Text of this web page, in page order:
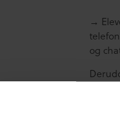
→
og